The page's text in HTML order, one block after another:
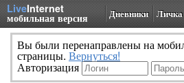
LiveInternet
мобильная версия Дневники Личка
Вы были перенаправлены на
страницы. Вернуться!
Авторизация